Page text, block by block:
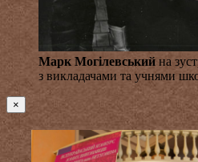
Марк Могілевський на
з викладачами та учнями
×